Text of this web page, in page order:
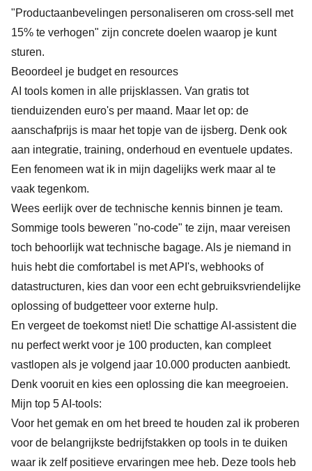
"Productaanbevelingen personaliseren om cross-sell met
15% te verhogen" zijn concrete doelen waarop je kunt
sturen.
Beoordeel je budget en resources
AI tools komen in alle prijsklassen. Van gratis tot
tienduizenden euro's per maand. Maar let op: de
aanschafprijs is maar het topje van de ijsberg. Denk ook
aan integratie, training, onderhoud en eventuele updates.
Een fenomeen wat ik in mijn dagelijks werk maar al te
vaak tegenkom.
Wees eerlijk over de technische kennis binnen je team.
Sommige tools beweren "no-code" te zijn, maar vereisen
toch behoorlijk wat technische bagage. Als je niemand in
huis hebt die comfortabel is met API's, webhooks of
datastructuren, kies dan voor een echt gebruiksvriendelijke
oplossing of budgetteer voor externe hulp.
En vergeet de toekomst niet! Die schattige AI-assistent die
nu perfect werkt voor je 100 producten, kan compleet
vastlopen als je volgend jaar 10.000 producten aanbiedt.
Denk vooruit en kies een oplossing die kan meegroeien.
Mijn top 5 AI-tools:
Voor het gemak en om het breed te houden zal ik proberen
voor de belangrijkste bedrijfstakken op tools in te duiken
waar ik zelf positieve ervaringen mee heb. Deze tools heb